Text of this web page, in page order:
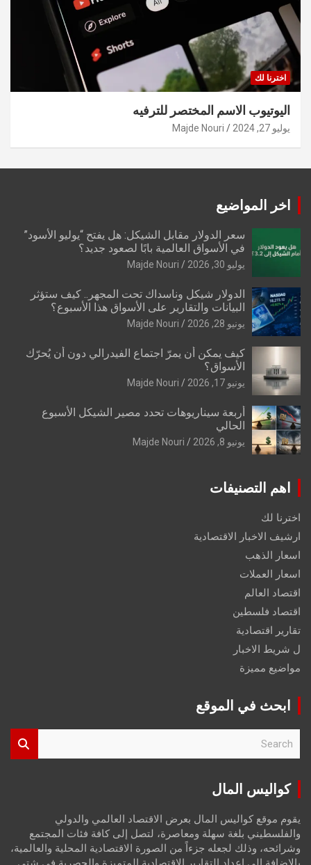
اخترنا لك
اليوتيوب الاسم المختصر للترفيه
يوليو 27, 2024 Majde Nouri
اخر المواضيع
سعر الدولار مقابل الشيكل: هل يفتح “يوليو الأسود”
في الأسواق العالمية بابًا لصعود جديد؟
يوليو 30, 2026 Majde Nouri
الدولار شيكل وناسداك تحت المجهر.. كيف ستؤثر
البيانات والتقارير على الأسواق هذا الأسبوع؟
يونيو 28, 2026 Majde Nouri
كيف يمكن أن يمرّ اجتماع الفيدرالي دون أن يُحرّك
الأسواق؟
يونيو 17, 2026 Majde Nouri
أربعة سيناريوهات تحدد مصير الشيكل الأسبوع
الحالي
يونيو 8, 2026 Majde Nouri
اهم التصنيفات
اخترنا لك
ارشيف الاخبار الاقتصادية
اسعار الذهب
اسعار العملات
اقتصاد العالم
اقتصاد فلسطين
تقارير اقتصادية
ل شريط الاخبار
مواضيع مميزة
ابحث في الموقع
r
كواليس المال
يقوم موقع كواليس المال بعرض الاقتصاد العالمي والدولي
والفلسطيني بلغة سهلة ومعاصرة، لتصل إلى كافة فئات المجتمع
وشرائحه، وذلك لجعله جزءاً من الصورة الاقتصادية المحلية والعالمية،